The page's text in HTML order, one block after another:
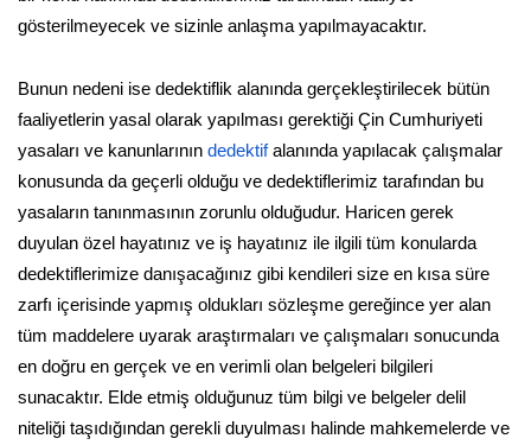
gösterilmeyecek ve sizinle anlaşma yapılmayacaktır.
Bunun nedeni ise dedektiflik alanında gerçekleştirilecek bütün
faaliyetlerin yasal olarak yapılması gerektiği Çin Cumhuriyeti
yasaları ve kanunlarının dedektifalanında yapılacak çalışmalar
konusunda da geçerli olduğu ve dedektiflerimiz tarafından bu
yasaların tanınmasının zorunlu olduğudur. Haricen gerek
duyulan özel hayatınız ve iş hayatınız ile ilgili tüm konularda
dedektiflerimize danışacağınız gibi kendileri size en kısa süre
zarfı içerisinde yapmış oldukları sözleşme gereğince yer alan
tüm maddelere uyarak araştırmaları ve çalışmaları sonucunda
en doğru en gerçek ve en verimli olan belgeleri bilgileri
sunacaktır. Elde etmiş olduğunuz tüm bilgi ve belgeler delil
niteliği taşıdığından gerekli duyulması halinde mahkemelerde ve